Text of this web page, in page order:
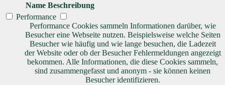
Name Beschreibung
Performance
Performance Cookies sammeln Informationen darüber, wie
Besucher eine Webseite nutzen. Beispielsweise welche Seiten
Besucher wie häufig und wie lange besuchen, die Ladezeit
der Website oder ob der Besucher Fehlermeldungen angezeigt
bekommen. Alle Informationen, die diese Cookies sammeln,
sind zusammengefasst und anonym - sie können keinen
Besucher identifizieren.